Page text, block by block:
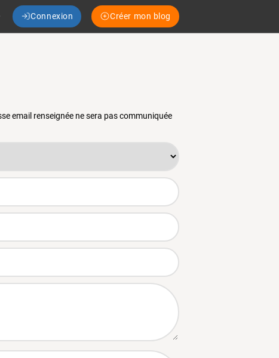
Connexion Créer mon blog
email renseignée ne sera pas communiquée